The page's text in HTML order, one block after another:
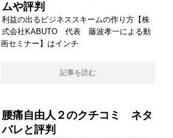
ムや評判
利益の出るビジネススキームの作り方【株
式会社KABUTO 代表 藤波孝一による動
画セミナー】はインチ
記事を読む
腰痛自由人２のクチコミ ネタ
バレと評判